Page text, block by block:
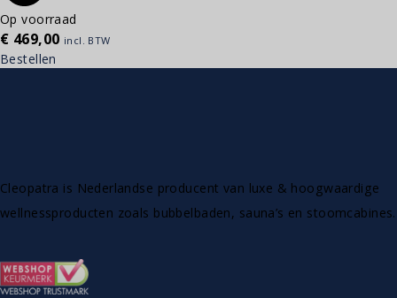
Op voorraad
€ 469,00 incl. BTW
Bestellen
Cleopatra is Nederlandse producent van luxe & hoogwaardige
wellnessproducten zoals bubbelbaden, sauna’s en stoomcabines.